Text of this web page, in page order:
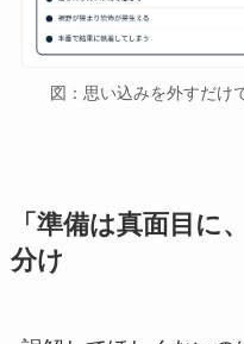
図：思い込みを外すだけ
「準備は真面目に
分け